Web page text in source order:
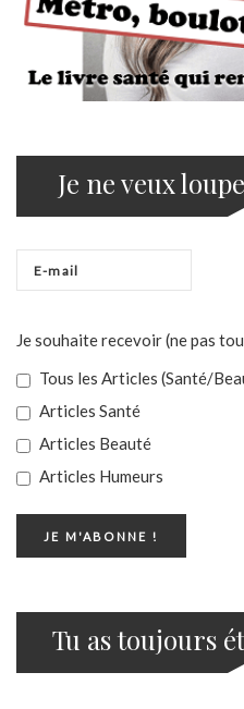
Je ne veux
Je souhaite recevoir (ne pas
Tous les Articles (Santé/
Articles Santé
Articles Beauté
Articles Humeurs
Tu as toujours